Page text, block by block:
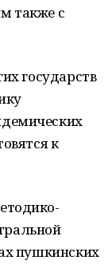
также с
государств
к
пушкинских